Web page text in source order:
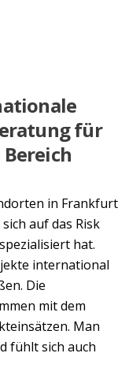
für
in Frankfurt
auf das Risk
hat.
international
Die
mit dem
Man
fühlt sich auch